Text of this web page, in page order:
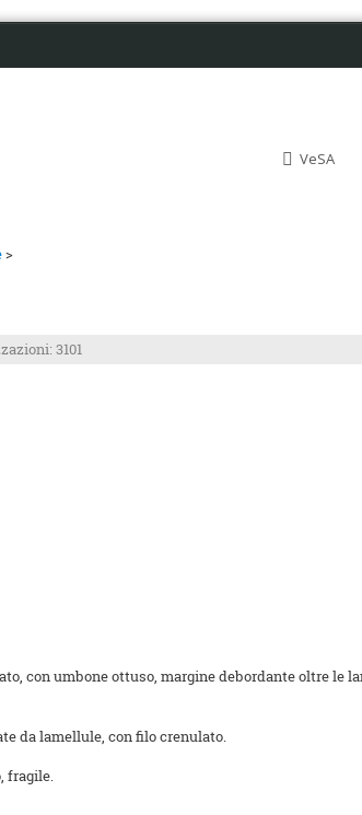
VeSA
>
3101
con umbone ottuso, margine debordante oltre le
da lamellule, con filo crenulato.
fragile.